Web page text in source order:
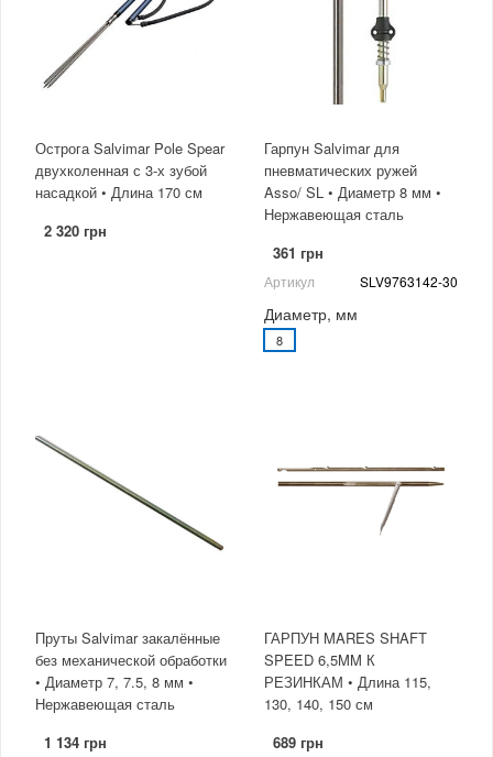
Острога Salvimar Pole Spear
двухколенная с 3-х зубой
насадкой • Длина 170 см
2 320 грн
Гарпун Salvimar для
пневматических ружей
Asso/ SL • Диаметр 8 мм •
Нержавеющая сталь
361 грн
Артикул SLV9763142-30
Диаметр, мм
8
Пруты Salvimar закалённые
без механической обработки
• Диаметр 7, 7.5, 8 мм •
Нержавеющая сталь
1 134 грн
ГАРПУН MARES SHAFT
SPEED 6,5MM К
РЕЗИНКАМ • Длина 115,
130, 140, 150 см
689 грн